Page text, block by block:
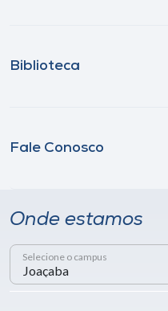
Biblioteca
Fale Conosco
Onde estamos
Selecione o campus